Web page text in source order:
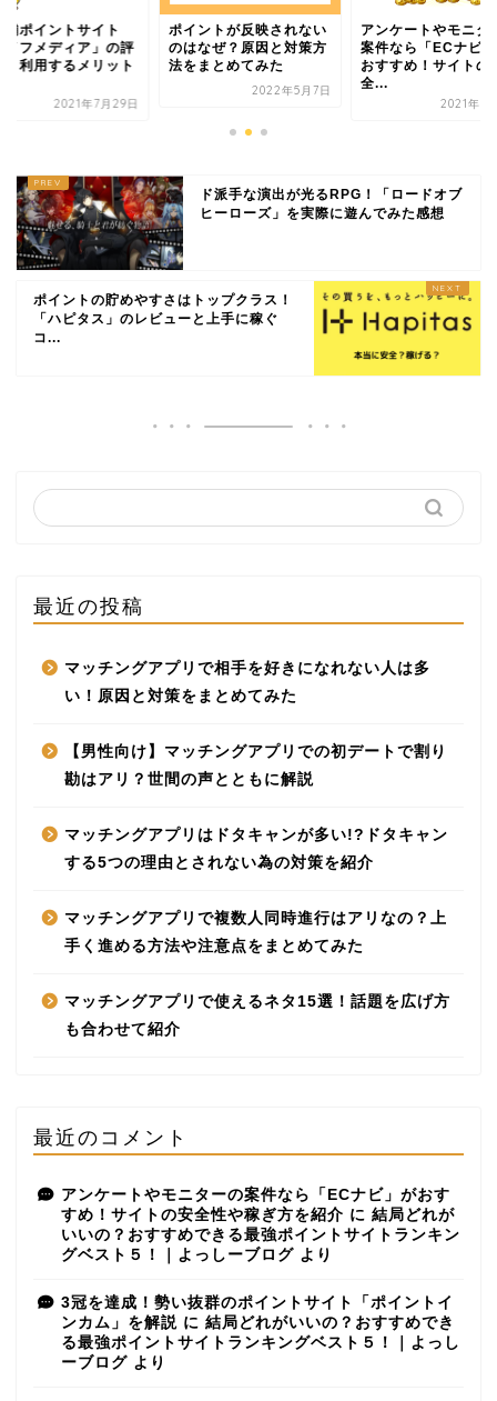
ントが反映されない
なぜ？原因と対策方
まとめてみた
アンケートやモニターの
案件なら「ECナビ」が
おすすめ！サイトの安
最老舗ポイントサ
「ライフメディア
判は？利用するメ
デ...
2021年
ド派手な演出が光るRPG！「ロードオブ
ヒーローズ」を実際に遊んでみた感想
ポイントの貯めやすさはトップクラス！
「ハピタス」のレビューと上手に稼ぐ
コ...
最近の投稿
マッチングアプリで相手を好きになれない人は多
い！原因と対策をまとめてみた
【男性向け】マッチングアプリでの初デートで割り
勘はアリ？世間の声とともに解説
マッチングアプリはドタキャンが多い!?ドタキャン
する5つの理由とされない為の対策を紹介
マッチングアプリで複数人同時進行はアリなの？上
手く進める方法や注意点をまとめてみた
マッチングアプリで使えるネタ15選！話題を広げ方
も合わせて紹介
最近のコメント
アンケートやモニターの案件なら「ECナビ」がおす
すめ！サイトの安全性や稼ぎ方を紹介 に 結局どれが
いいの？おすすめできる最強ポイントサイトランキン
グベスト５！｜よっしーブログ より
3冠を達成！勢い抜群のポイントサイト「ポイントイ
ンカム」を解説 に 結局どれがいいの？おすすめでき
る最強ポイントサイトランキングベスト５！｜よっし
ーブログ より